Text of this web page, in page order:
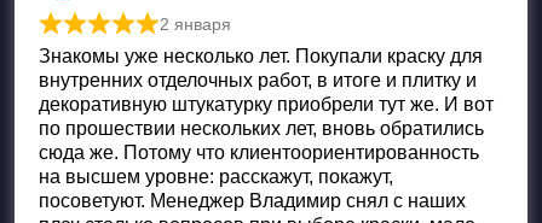
Оценка 5из 5
2 января
Знакомы уже несколько лет. Покупали краску для
внутренних отделочных работ, в итоге и плитку и
декоративную штукатурку приобрели тут же. И вот
по прошествии нескольких лет, вновь обратились
сюда же. Потому что клиентоориентированность
на высшем уровне: расскажут, покажут,
посоветуют. Менеджер Владимир снял с наших